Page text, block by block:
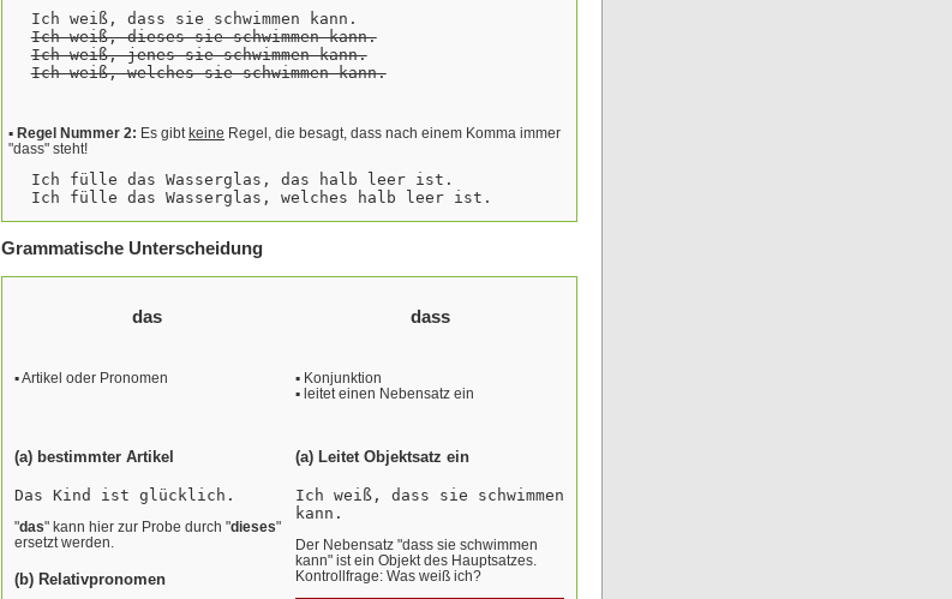
Ich weiß, dass sie schwimmen kann.
Ich weiß, dieses sie schwimmen kann.
Ich weiß, jenes sie schwimmen kann.
Ich weiß, welches sie schwimmen kann.
▪ Regel Nummer 2: Es gibt keine Regel, die besagt, dass nach einem Komma immer
"dass" steht!
Ich fülle das Wasserglas, das halb leer ist.
Ich fülle das Wasserglas, welches halb leer ist.
Grammatische Unterscheidung
das dass
▪Artikel oder Pronomen ▪ Konjunktion
▪ leitet einen Nebensatz ein
(a) bestimmter Artikel
Das Kind ist glücklich.
"das" kann hier zur Probe durch "dieses"
ersetzt werden.
(b) Relativpronomen
(a) Leitet Objektsatz ein
Ich weiß, dass sie schwimmen
kann.
Der Nebensatz "dass sie schwimmen
kann" ist ein Objekt des Hauptsatzes.
Kontrollfrage: Was weiß ich?